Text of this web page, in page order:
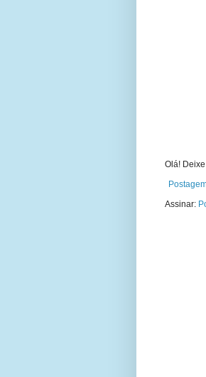
Olá!
Assinar: